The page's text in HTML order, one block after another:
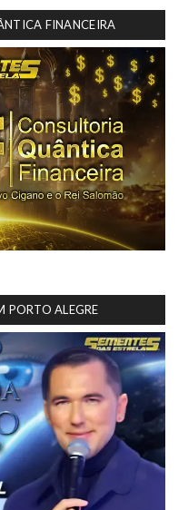
FINANCEIRA
PORTO ALEGRE